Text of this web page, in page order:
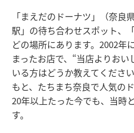
「まえだのドーナツ」（奈良
駅」の待ち合わせスポット、
どの場所にあります。2002年
まったお店で、“当店よりお
いる方はどうか教えてくださ
もと、たちまち奈良で人気の
20年以上たった今でも、当時
す。